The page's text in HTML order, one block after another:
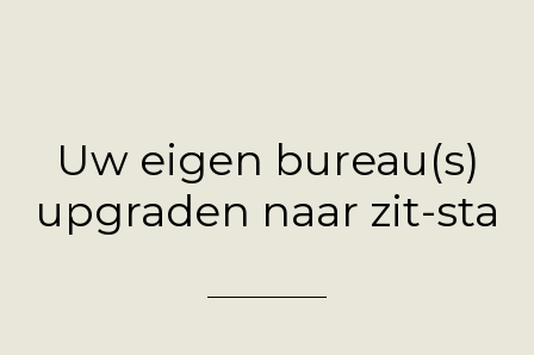
Uw eigen bureau(s)
upgraden naar zit-sta